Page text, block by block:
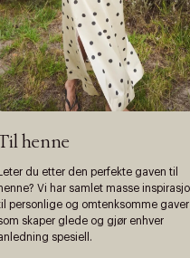
henne
Leter du etter den perfekte gaven til
henne? Vi har samlet masse
personlige og omtenksomme gaver
skaper glede og gjør enhver
spesiell.